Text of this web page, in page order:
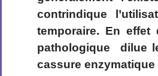
contrindique
temporaire. En
pathologique dilue
cassure